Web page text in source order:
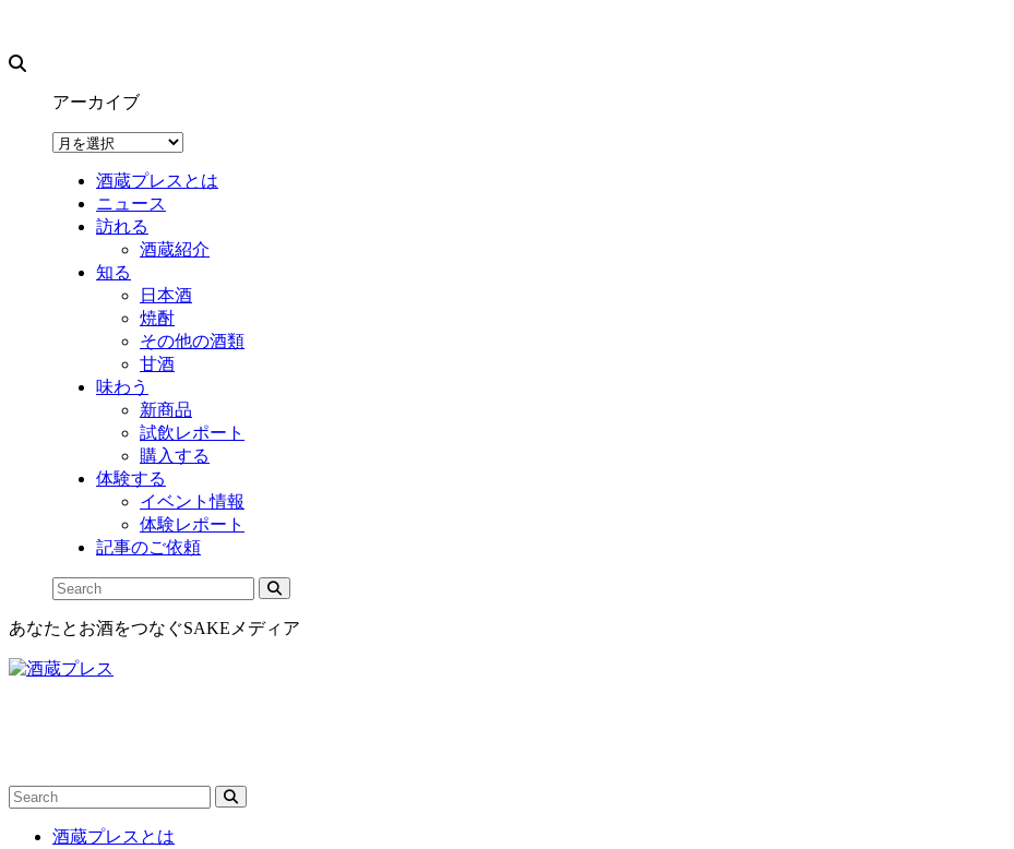
アーカイブ
ア
酒蔵プレスとは
ニュース
訪れる
酒蔵紹介
知る
日本酒
焼酎
その他の酒類
甘酒
味わう
新商品
試飲レポート
購入する
体験する
イベント情報
体験レポート
記事のご依頼
あなたとお酒をつなぐSAKEメディア
酒蔵プレスとは